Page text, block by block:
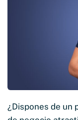
¿Dispones de un